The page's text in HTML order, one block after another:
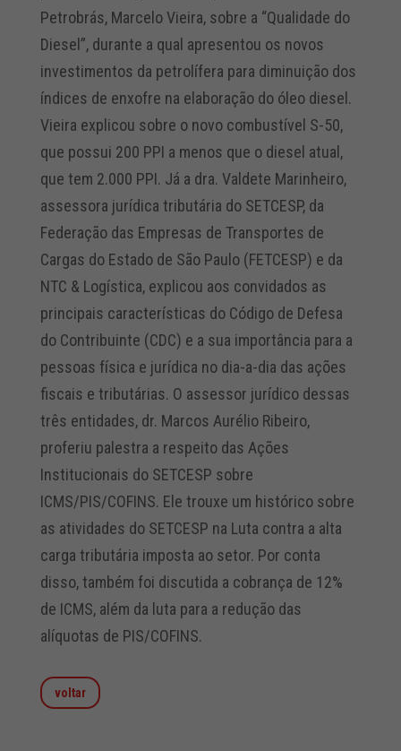
Petrobrás, Marcelo Vieira, sobre a “Qualidade do
Diesel”, durante a qual apresentou os novos
investimentos da petrolífera para diminuição dos
índices de enxofre na elaboração do óleo diesel.
Vieira explicou sobre o novo combustível S-50,
que possui 200 PPI a menos que o diesel atual,
que tem 2.000 PPI. Já a dra. Valdete Marinheiro,
assessora jurídica tributária do SETCESP, da
Federação das Empresas de Transportes de
Cargas do Estado de São Paulo (FETCESP) e da
NTC & Logística, explicou aos convidados as
principais características do Código de Defesa
do Contribuinte (CDC) e a sua importância para a
pessoas física e jurídica no dia-a-dia das ações
fiscais e tributárias. O assessor jurídico dessas
três entidades, dr. Marcos Aurélio Ribeiro,
proferiu palestra a respeito das Ações
Institucionais do SETCESP sobre
ICMS/PIS/COFINS. Ele trouxe um histórico sobre
as atividades do SETCESP na Luta contra a alta
carga tributária imposta ao setor. Por conta
disso, também foi discutida a cobrança de 12%
de ICMS, além da luta para a redução das
alíquotas de PIS/COFINS.
voltar